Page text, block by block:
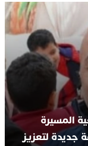
المسيرة
جديدة لتعزيز